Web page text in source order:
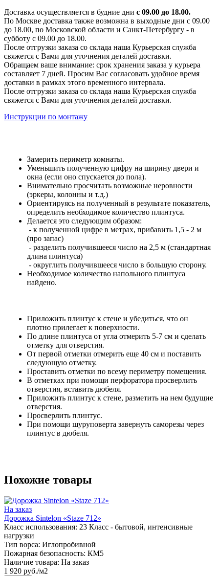
Доставка осуществляется в будние дни с 09.00 до 18.00.
По Москве доставка также возможна в выходные дни с 09.00
до 18.00, по Московской области и Санкт-Петербургу - в
субботу с 09.00 до 18.00.
После отгрузки заказа со склада наша Курьерская служба
свяжется с Вами для уточнения деталей доставки.
Обращаем ваше внимание: срок хранения заказа у курьера
составляет 7 дней. Просим Вас согласовать удобное время
доставки в рамках этого временного интервала.
После отгрузки заказа со склада наша Курьерская служба
свяжется с Вами для уточнения деталей доставки.
Инструкции по монтажу
Замерить периметр комнаты.
Уменьшить полученную цифру на ширину двери и
окна (если оно спускается до пола).
Внимательно просчитать возможные неровности
(эркеры, колонны и т.д.)
Ориентируясь на полученный в результате показатель,
определить необходимое количество плинтуса.
Делается это следующим образом:
- к полученной цифре в метрах, прибавить 1,5 - 2 м
(про запас)
- разделить получившееся число на 2,5 м (стандартная
длина плинтуса)
- округлить получившееся число в большую сторону.
Необходимое количество напольного плинтуса
найдено.
Приложить плинтус к стене и убедиться, что он
плотно прилегает к поверхности.
По длине плинтуса от угла отмерить 5-7 см и сделать
отметку для отверстия.
От первой отметки отмерить еще 40 см и поставить
следующую отметку.
Проставить отметки по всему периметру помещения.
В отметках при помощи перфоратора просверлить
отверстия, вставить дюбеля.
Приложить плинтус к стене, разметить на нем будущие
отверстия.
Просверлить плинтус.
При помощи шуруповерта завернуть саморезы через
плинтус в дюбеля.
Похожие товары
На заказ
Дорожка Sintelon «Staze 712»
Класс использования: 23 Класс - бытовой, интенсивные
нагрузки
Тип ворса: Иглопробивной
Пожарная безопасность: КМ5
Наличие товара: На заказ
1 920 руб./м2